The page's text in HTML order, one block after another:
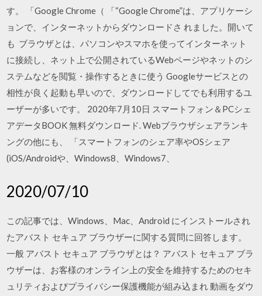
す。 「Google Chrome（ 「“Google Chrome”は、アプリケーシ
ョンで、インターネットからダウンロードさ れました。開いて
も ブラウザとは、パソコンやスマホを使ってインターネット
に接続し、ネット上で公開されているWebページやネットのシ
ステムなどを閲覧・操作するときに使う Googleサービスとの
相性が良く起動も早いので、ダウンロードしてでも利用するユ
ーザーが多いです。 2020年7月10日 スマートフォン＆PCシェ
アデータBOOK 無料ダウンロード. Webブラウザシェアランキ
ングの他にも、 「スマートフォンのシェア率やOSシェア
(iOS/Androidや、Windows8、Windows7、
2020/07/10
この記事では、Windows、Mac、Android にインストールされ
たアバスト セキュア ブラウザーに関する質問に回答します。
一般 アバスト セキュア ブラウザとは？ アバスト セキュア ブラ
ウザーは、お客様のオンライン上の安全を維持するためのセキ
ュリティおよびプライバシー保護機能が組み込まれ 動画をダウ